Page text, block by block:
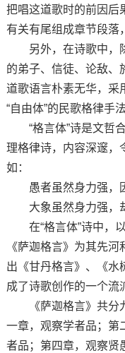
把唱这道歌时的前因后
有关有尾组成章节段落
另外，在诗歌中，除
的弟子、信徒、论敌、
道歌语言朴素无华，采
“自由体”的民歌格律手
“格言体”诗是文哲合
理格律诗，内容深邃，
如：
愚者虽然身力强，因
大象虽然身力强，却
在“格言体”诗中，以
《萨迦格言》为其先
出《甘丹格言》、《水
成了诗歌创作的一个流
《萨迦格言》共分九
一章，观察学者品；第
者品；第四章，观察贤